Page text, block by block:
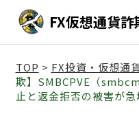
FX仮想通貨
TOP > FX投資・仮想通
欺】SMBCPVE（
止と返金拒否の被害が急